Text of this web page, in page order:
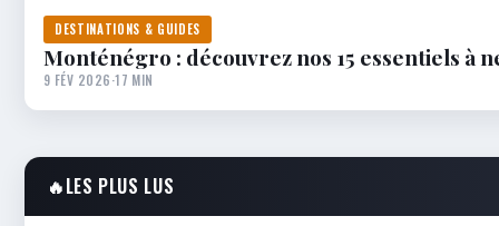
DESTINATIONS & GUIDES
Monténégro : découvrez nos 15 essentiels à
9 FÉV 2026·17 MIN
🔥LES PLUS LUS